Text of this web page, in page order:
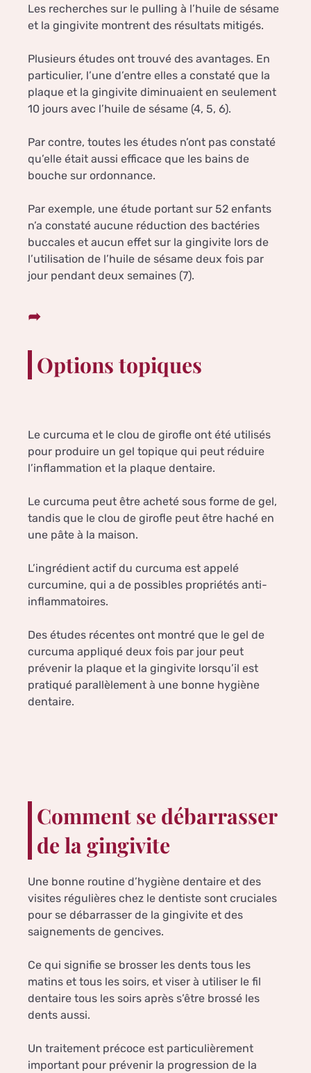
Les recherches sur le pulling à l’huile de sésame
et la gingivite montrent des résultats mitigés.
Plusieurs études ont trouvé des avantages. En
particulier, l’une d’entre elles a constaté que la
plaque et la gingivite diminuaient en seulement
10 jours avec l’huile de sésame (4, 5, 6).
Par contre, toutes les études n’ont pas constaté
qu’elle était aussi efficace que les bains de
bouche sur ordonnance.
Par exemple, une étude portant sur 52 enfants
n’a constaté aucune réduction des bactéries
buccales et aucun effet sur la gingivite lors de
l’utilisation de l’huile de sésame deux fois par
jour pendant deux semaines (7).
Options topiques
Le curcuma et le clou de girofle ont été utilisés
pour produire un gel topique qui peut réduire
l’inflammation et la plaque dentaire.
Le curcuma peut être acheté sous forme de gel,
tandis que le clou de girofle peut être haché en
une pâte à la maison.
L’ingrédient actif du curcuma est appelé
curcumine, qui a de possibles propriétés anti-
inflammatoires.
Des études récentes ont montré que le gel de
curcuma appliqué deux fois par jour peut
prévenir la plaque et la gingivite lorsqu’il est
pratiqué parallèlement à une bonne hygiène
dentaire.
Comment se débarrasser
de la gingivite
Une bonne routine d’hygiène dentaire et des
visites régulières chez le dentiste sont cruciales
pour se débarrasser de la gingivite et des
saignements de gencives.
Ce qui signifie se brosser les dents tous les
matins et tous les soirs, et viser à utiliser le fil
dentaire tous les soirs après s’être brossé les
dents aussi.
Un traitement précoce est particulièrement
important pour prévenir la progression de la